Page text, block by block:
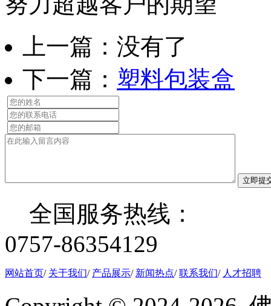
上一篇：没有了
下一篇： 塑料包装盒
立即提
全国服务热线：
0757-86354129
网站首页/ 关于我们/ 产品展示/ 新闻热点/联系我们/ 人才招聘